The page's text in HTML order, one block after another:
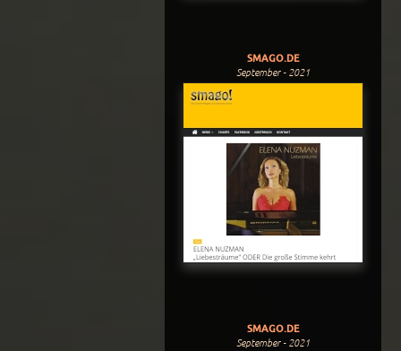
SMAGO.DE
September - 2021
SMAGO.DE
September - 2021